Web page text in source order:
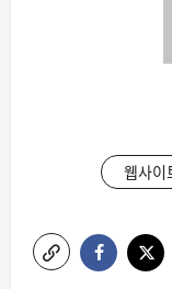
웹사이